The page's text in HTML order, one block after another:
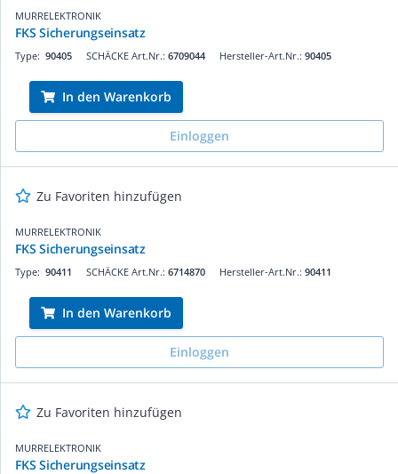
MURRELEKTRONIK
FKS Sicherungseinsatz
SCHÄCKE Art.Nr.: 6709044
Type: 90405 Hersteller-Art.Nr.: 90405
In den Warenkorb
Einloggen
Zu Favoriten hinzufügen
MURRELEKTRONIK
FKS Sicherungseinsatz
SCHÄCKE Art.Nr.: 6714870
Type: 90411 Hersteller-Art.Nr.: 90411
In den Warenkorb
Einloggen
Zu Favoriten hinzufügen
MURRELEKTRONIK
FKS Sicherungseinsatz